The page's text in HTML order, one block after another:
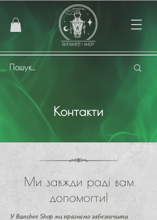
Контакти
Ми завжди раді вам
допомогти!
У Banshee Shop ми прагнемо забезпечити